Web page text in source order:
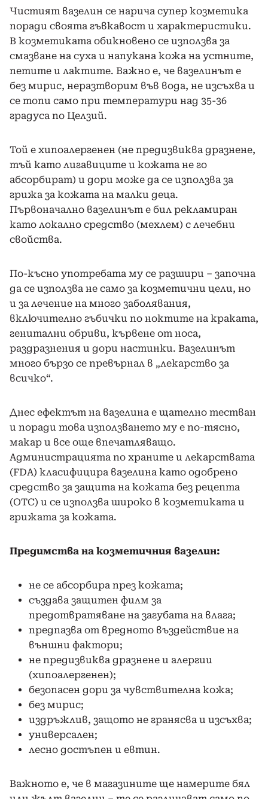
Чистият вазелин се нарича супер козметика
поради своята гъвкавост и характеристики.
В козметиката обикновено се използва за
смазване на суха и напукана кожа на устните,
петите и лактите. Важно е, че вазелинът е
без мирис, неразтворим във вода, не изсъхва и
се топи само при температури над 35-36
градуса по Целзий.
Той е хипоалергенен (не предизвиква дразнене,
тъй като лигавиците и кожата не го
абсорбират) и дори може да се използва за
грижа за кожата на малки деца.
Първоначално вазелинът е бил рекламиран
като локално средство (мехлем) с лечебни
свойства.
По-късно употребата му се разшири – започна
да се използва не само за козметични цели, но
и за лечение на много заболявания,
включително гъбички по ноктите на краката,
генитални обриви, кървене от носа,
раздразнения и дори настинки. Вазелинът
много бързо се превърнал в „лекарство за
всичко“.
Днес ефектът на вазелина е щателно тестван
и поради това използването му е по-тясно,
макар и все още впечатляващо.
Администрацията по храните и лекарствата
(FDA) класифицира вазелина като одобрено
средство за защита на кожата без рецепта
(OTC) и се използва широко в козметиката и
грижата за кожата.
Предимства на козметичния вазелин:
не се абсорбира през кожата;
създава защитен филм за
предотвратяване на загубата на влага;
предпазва от вредното въздействие на
външни фактори;
не предизвиква дразнене и алергии
(хипоалергенен);
безопасен дори за чувствителна кожа;
без мирис;
издръжлив, защото не гранясва и изсъхва;
универсален;
лесно достъпен и евтин.
Важното е, че в магазините ще намерите бял